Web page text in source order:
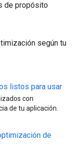
de propósito
según tu
listos para usar
con
de tu aplicación.
de